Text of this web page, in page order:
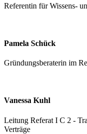
Referentin für Wissens-
Pamela Schück
Gründungsberaterin im
Vanessa Kuhl
Leitung Referat I C 2 -
Verträge